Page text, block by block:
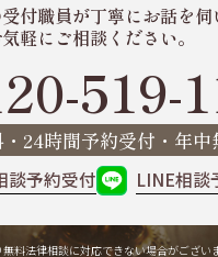
付職員が丁寧にお話を伺
軽にご相談ください。
519-
24時間予約受付・年中
談予約受付 LINE相談
料法律相談に対応できない場合がござい